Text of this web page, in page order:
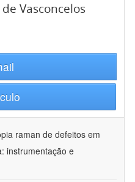
Vasconcelos
raman de defeitos em
instrumentação e